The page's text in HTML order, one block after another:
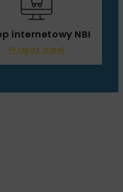
internetowy NBI
Przejdź dalej